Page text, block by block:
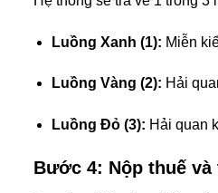
Luồng Xanh (1): Miễn
Luồng Vàng (2): Hải
Luồng Đỏ (3): Hải quan
Bước 4: Nộp thuế và